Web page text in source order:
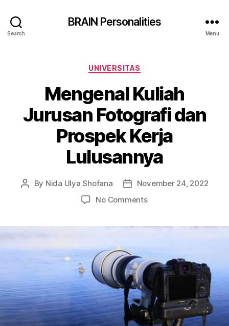
Search
BRAIN Personalities
Menu
Categories
UNIVERSITAS
Mengenal Kuliah
Jurusan Fotografi dan
Prospek Kerja
Lulusannya
Post
By Nida Ulya Shofana
PostNovember 24, 2022
No Commentson
Prospek
Kerja
Lulusannya